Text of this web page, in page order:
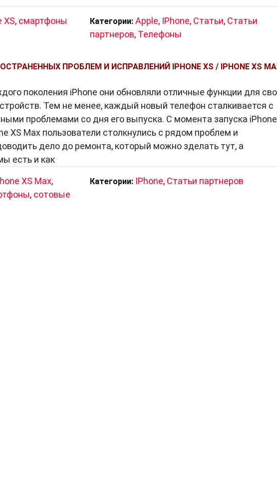
XS, смартфоны Категории: Apple, IPhone, Статьи, Статьи
партнеров, Телефоны
ПРОБЛЕМ И ИСПРАВЛЕНИЙ IPHONE XS / IPHONE XS
поколения iPhone они обновляли отличные функции для
Тем не менее, каждый новый телефон сталкивается с
проблемами со дня его выпуска. С момента запуска iPhone
XS Max пользователи столкнулись с рядом проблем и
дело до ремонта, который можно зделать тут, а
есть и как
XS Max,
, сотовые
Категории: IPhone, Статьи партнеров